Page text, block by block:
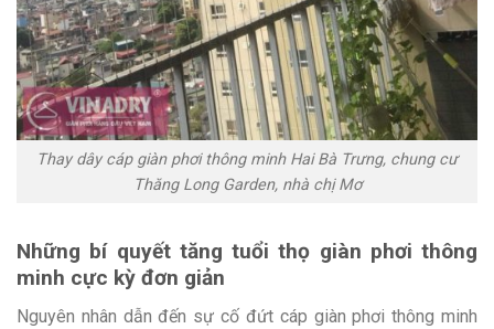
Thay dây cáp giàn phơi thông minh Hai Bà Trưng, chung cư
Thăng Long Garden, nhà chị Mơ
Những bí quyết tăng tuổi thọ giàn phơi thông
minh cực kỳ đơn giản
Nguyên nhân dẫn đến sự cố đứt cáp giàn phơi thông minh